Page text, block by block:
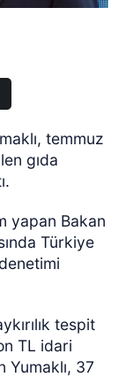
temmuz
gıda
yapan Bakan
Türkiye
tespit
TL idari
Yumaklı, 37